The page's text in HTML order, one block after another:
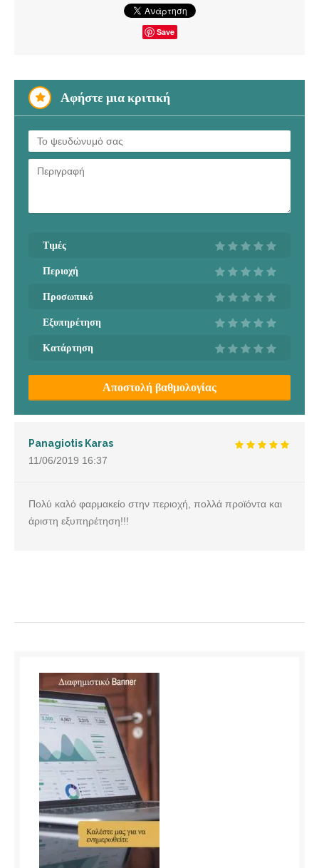
Save
Αφήστε μια κριτική
Τιμές
Περιοχή
Προσωπικό
Εξυπηρέτηση
Κατάρτηση
Αποστολή βαθμολογίας
Panagiotis Karas
11/06/2019 16:37
Πολύ καλό φαρμακείο στην περιοχή, πολλά προϊόντα και
άριστη εξυπηρέτηση!!!